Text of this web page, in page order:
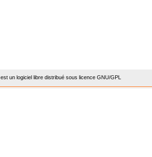
est un logiciel libre distribué sous licence GNU/GPL